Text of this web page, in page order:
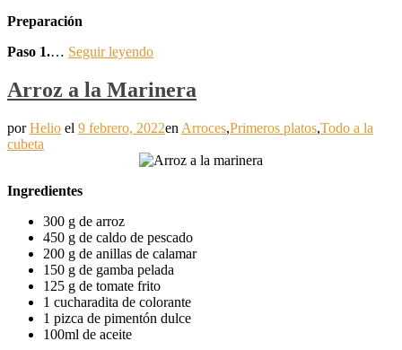
Preparación
Paso 1.… Seguir leyendo
Arroz a la Marinera
porHelio el 9 febrero, 2022en Arroces,Primeros platos,Todo a la
cubeta
Ingredientes
300 g de arroz
450 g de caldo de pescado
200 g de anillas de calamar
150 g de gamba pelada
125 g de tomate frito
1 cucharadita de colorante
1 pizca de pimentón dulce
100ml de aceite